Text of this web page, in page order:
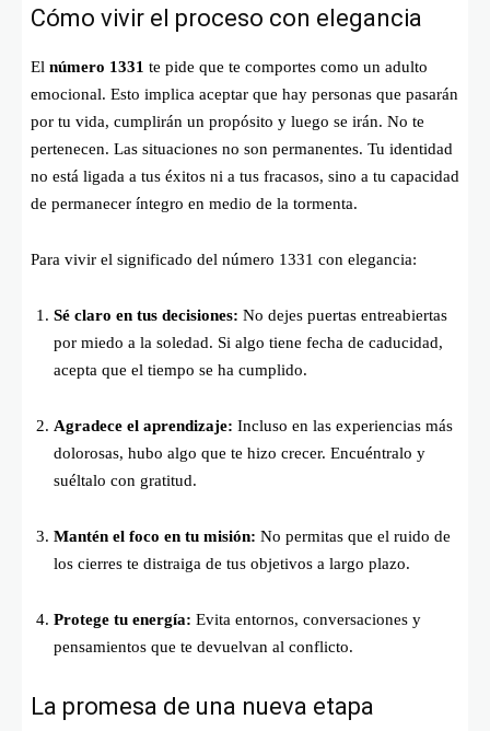
Cómo vivir el proceso con elegancia
El número 1331 te pide que te comportes como un adulto
emocional. Esto implica aceptar que hay personas que pasarán
por tu vida, cumplirán un propósito y luego se irán. No te
pertenecen. Las situaciones no son permanentes. Tu identidad
no está ligada a tus éxitos ni a tus fracasos, sino a tu capacidad
de permanecer íntegro en medio de la tormenta.
Para vivir el significado del número 1331 con elegancia:
Sé claro en tus decisiones: No dejes puertas entreabiertas
por miedo a la soledad. Si algo tiene fecha de caducidad,
acepta que el tiempo se ha cumplido.
Agradece el aprendizaje: Incluso en las experiencias más
dolorosas, hubo algo que te hizo crecer. Encuéntralo y
suéltalo con gratitud.
Mantén el foco en tu misión: No permitas que el ruido de
los cierres te distraiga de tus objetivos a largo plazo.
Protege tu energía: Evita entornos, conversaciones y
pensamientos que te devuelvan al conflicto.
La promesa de una nueva etapa